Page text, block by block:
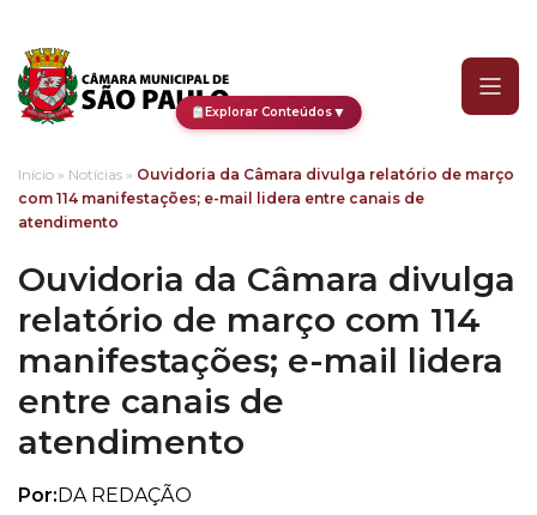
Explorar Conteúdos▼
Início » Notícias » Ouvidoria da Câmara divulga relatório de março
com 114 manifestações; e-mail lidera entre canais de
atendimento
Ouvidoria da Câmara divulga
relatório de março com 114
manifestações; e-mail lidera
entre canais de
atendimento
Por:DA REDAÇÃO